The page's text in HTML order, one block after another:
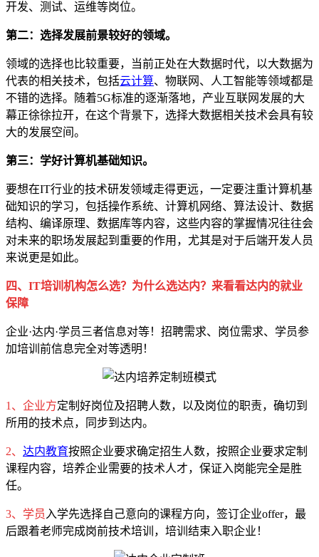
开发、测试、运维等岗位。
第二：选择发展前景较好的领域。
领域的选择也比较重要，当前正处在大数据时代，以大数据为
代表的相关技术，包括云计算、物联网、人工智能等领域都是
不错的选择。随着5G标准的逐渐落地，产业互联网发展的大
幕正徐徐拉开，在这个背景下，选择大数据相关技术会具有较
大的发展空间。
第三：学好计算机基础知识。
要想在IT行业的技术研发领域走得更远，一定要注重计算机基
础知识的学习，包括操作系统、计算机网络、算法设计、数据
结构、编译原理、数据库等内容，这些内容的掌握情况往往会
对未来的职场发展起到重要的作用，尤其是对于后端开发人员
来说更是如此。
四、IT培训机构怎么选？为什么选达内？来看看达内的就业
保障
企业·达内·学员三者信息对等！招聘需求、岗位需求、学员参
加培训前信息完全对等透明！
1、企业方定制好岗位及招聘人数，以及岗位的职责，确切到
所用的技术点，同步到达内。
2、 达内教育按照企业要求确定招生人数，按照企业要求定制
课程内容，培养企业需要的技术人才，保证入岗能完全是胜
任。
3、学员 入学先选择自己意向的课程方向，签订企业offer，最
后跟着老师完成岗前技术培训，培训结束入职企业！